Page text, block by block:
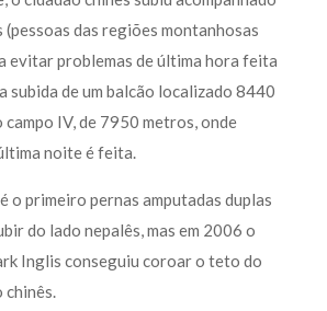
das regiões montanhosas
evitar problemas de última hora feita
subida de um balcão localizado 8440
IV, de 7950 metros, onde
noite é feita.
o primeiro pernas amputadas duplas
do lado nepalês, mas em 2006 o
Inglis conseguiu coroar o teto do
chinês.